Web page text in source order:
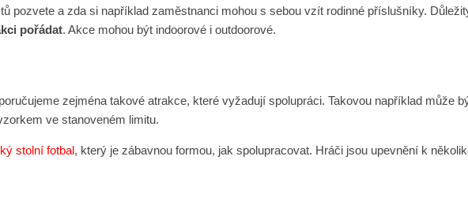
pozvete a zda si například zaměstnanci mohou s sebou vzít rodinné příslušníky.
pořádat. Akce mohou být indoorové i outdoorové.
zejména takové atrakce, které vyžadují spolupráci. Takovou například může
ve stanoveném limitu.
stolní fotbal, který je zábavnou formou, jak spolupracovat. Hráči jsou upevnění k